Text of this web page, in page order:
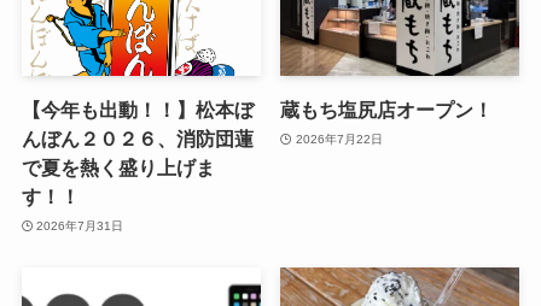
【今年も出動！！】松本ぼ
んぼん２０２６、消防団蓮
で夏を熱く盛り上げま
す！！
2026年7月31日
蔵もち塩尻店オープン！
2026年7月22日